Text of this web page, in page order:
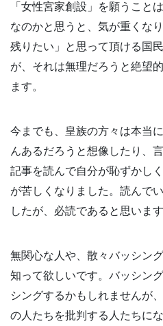
「女性宮家創設」を願うこと
なのかと思うと、気が重くな
残りたい」と思って頂ける国
が、それは無理だろうと絶望
ます。
今までも、皇族の方々は本当
んあるだろうと想像したり、
記事を読んで自分が恥ずかし
が苦しくなりました。読んで
したが、必読であると思います
無関心な人や、散々バッシン
知って欲しいです。バッシン
シングするかもしれませんが
の人たちを批判する人たちに